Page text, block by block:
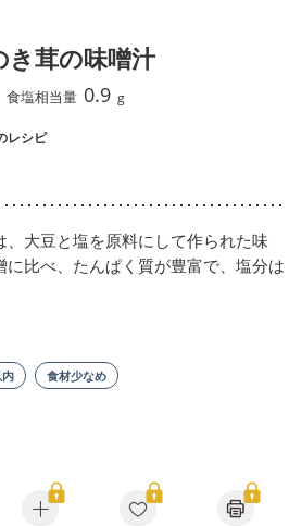
茸の味噌汁
食塩相当量 0.9 g
レシピ
、大豆と塩を原料にして作られた味
に比べ、たんぱく質が豊富で、塩分は
内 食材少なめ